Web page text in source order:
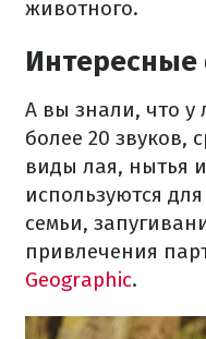
животного.
Интересные
А вы знали, что у
более 20 звуков,
виды лая, нытья
используются
семьи,
привлечения
Geographic.